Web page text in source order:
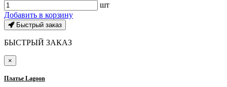
шт
Добавить в корзину
Быстрый заказ
БЫСТРЫЙ ЗАКАЗ
×
Платье Lagoon